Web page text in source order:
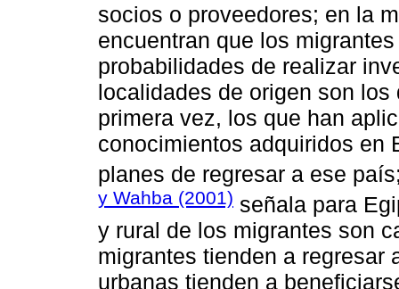
socios o proveedores; en la
encuentran que los
probabilidades de realizar
localidades de origen son
primera vez, los que han
conocimientos adquiridos en
planes de regresar a ese
y Wahba (2001) señala para
y rural de los migrantes son
migrantes tienden a regresar
urbanas tienden a